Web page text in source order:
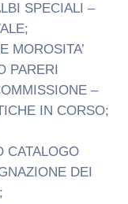
SPECIALI –
MOROSITA’
PARERI
–
IN CORSO;
CATALOGO
DEI